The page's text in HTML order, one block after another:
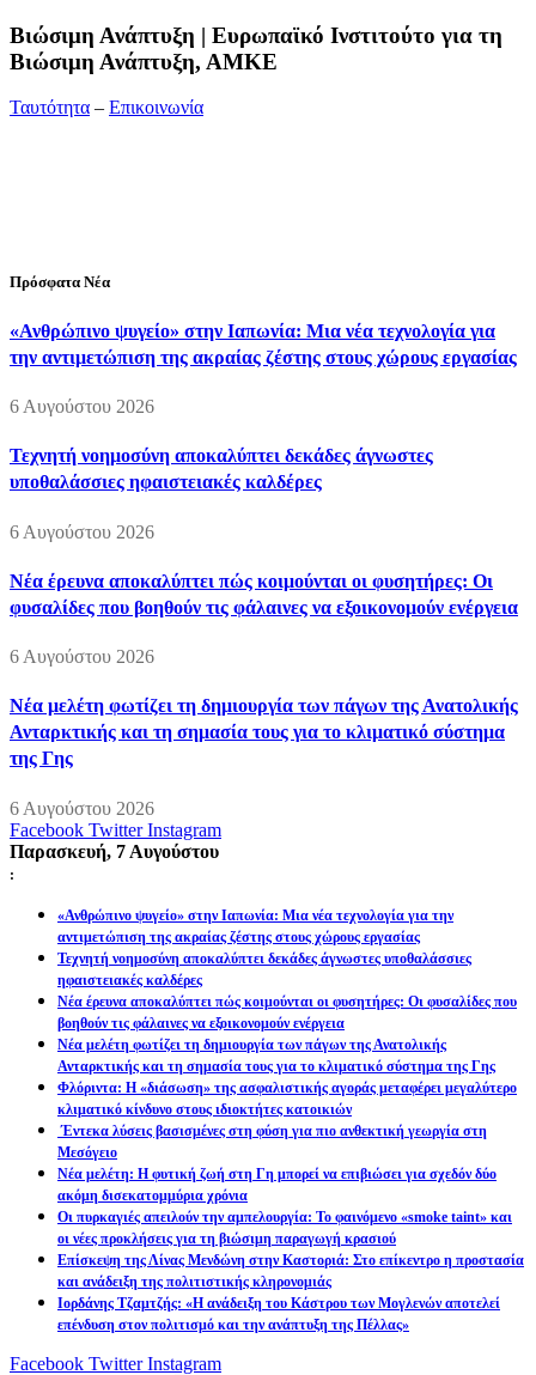
Bιώσιμη Ανάπτυξη | Ευρωπαϊκό Ινστιτούτο για τη
Βιώσιμη Ανάπτυξη, ΑΜΚΕ
Ταυτότητα – Επικοινωνία
Πρόσφατα Νέα
«Ανθρώπινο ψυγείο» στην Ιαπωνία: Μια νέα τεχνολογία για
την αντιμετώπιση της ακραίας ζέστης στους χώρους εργασίας
6 Αυγούστου 2026
Τεχνητή νοημοσύνη αποκαλύπτει δεκάδες άγνωστες
υποθαλάσσιες ηφαιστειακές καλδέρες
6 Αυγούστου 2026
Νέα έρευνα αποκαλύπτει πώς κοιμούνται οι φυσητήρες: Οι
φυσαλίδες που βοηθούν τις φάλαινες να εξοικονομούν ενέργεια
6 Αυγούστου 2026
Νέα μελέτη φωτίζει τη δημιουργία των πάγων της Ανατολικής
Ανταρκτικής και τη σημασία τους για το κλιματικό σύστημα
της Γης
6 Αυγούστου 2026
Facebook Twitter Instagram
Παρασκευή, 7 Αυγούστου
:
«Ανθρώπινο ψυγείο» στην Ιαπωνία: Μια νέα τεχνολογία για την
αντιμετώπιση της ακραίας ζέστης στους χώρους εργασίας
Τεχνητή νοημοσύνη αποκαλύπτει δεκάδες άγνωστες υποθαλάσσιες
ηφαιστειακές καλδέρες
Νέα έρευνα αποκαλύπτει πώς κοιμούνται οι φυσητήρες: Οι φυσαλίδες που
βοηθούν τις φάλαινες να εξοικονομούν ενέργεια
Νέα μελέτη φωτίζει τη δημιουργία των πάγων της Ανατολικής
Ανταρκτικής και τη σημασία τους για το κλιματικό σύστημα της Γης
Φλόριντα: Η «διάσωση» της ασφαλιστικής αγοράς μεταφέρει μεγαλύτερο
κλιματικό κίνδυνο στους ιδιοκτήτες κατοικιών
Έντεκα λύσεις βασισμένες στη φύση για πιο ανθεκτική γεωργία στη
Μεσόγειο
Νέα μελέτη: Η φυτική ζωή στη Γη μπορεί να επιβιώσει για σχεδόν δύο
ακόμη δισεκατομμύρια χρόνια
Οι πυρκαγιές απειλούν την αμπελουργία: Το φαινόμενο «smoke taint» και
οι νέες προκλήσεις για τη βιώσιμη παραγωγή κρασιού
Επίσκεψη της Λίνας Μενδώνη στην Καστοριά: Στο επίκεντρο η προστασία
και ανάδειξη της πολιτιστικής κληρονομιάς
Ιορδάνης Τζαμτζής: «Η ανάδειξη του Κάστρου των Μογλενών αποτελεί
επένδυση στον πολιτισμό και την ανάπτυξη της Πέλλας»
Facebook Twitter Instagram